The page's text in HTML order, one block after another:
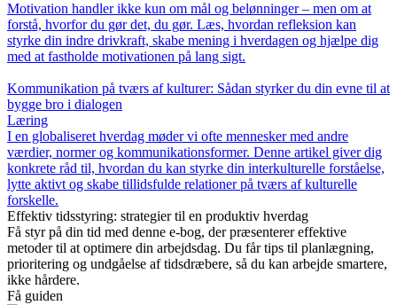
Motivation handler ikke kun om mål og belønninger – men om at
forstå, hvorfor du gør det, du gør. Læs, hvordan refleksion kan
styrke din indre drivkraft, skabe mening i hverdagen og hjælpe dig
med at fastholde motivationen på lang sigt.
Kommunikation på tværs af kulturer: Sådan styrker du din evne til at
bygge bro i dialogen
Læring
I en globaliseret hverdag møder vi ofte mennesker med andre
værdier, normer og kommunikationsformer. Denne artikel giver dig
konkrete råd til, hvordan du kan styrke din interkulturelle forståelse,
lytte aktivt og skabe tillidsfulde relationer på tværs af kulturelle
forskelle.
Effektiv tidsstyring: strategier til en produktiv hverdag
Få styr på din tid med denne e-bog, der præsenterer effektive
metoder til at optimere din arbejdsdag. Du får tips til planlægning,
prioritering og undgåelse af tidsdræbere, så du kan arbejde smartere,
ikke hårdere.
Få guiden